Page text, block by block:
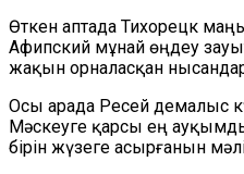
Өткен аптада Тихорецк
Афипский мұнай өңдеу
жақын орналасқан
Осы арада Ресей демалыс
Мәскеуге қарсы ең
бірін жүзеге асырғанын